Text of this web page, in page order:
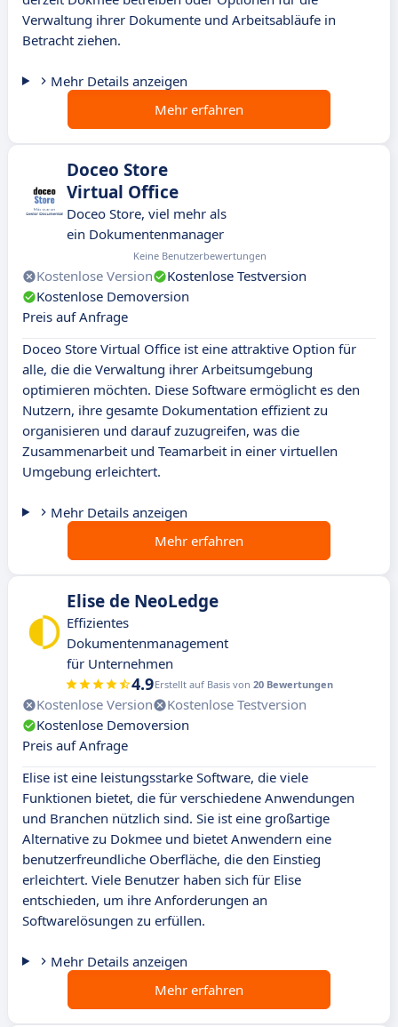
Verwaltung ihrer Dokumente und Arbeitsabläufe in
Betracht ziehen.
Mehr Details anzeigen
Mehr erfahren
Doceo Store
Virtual Office
Doceo Store, viel mehr als
ein Dokumentenmanager
Keine Benutzerbewertungen
Kostenlose Version
Kostenlose Testversion
Kostenlose Demoversion
Preis auf Anfrage
Doceo Store Virtual Office ist eine attraktive Option für
alle, die die Verwaltung ihrer Arbeitsumgebung
optimieren möchten. Diese Software ermöglicht es den
Nutzern, ihre gesamte Dokumentation effizient zu
organisieren und darauf zuzugreifen, was die
Zusammenarbeit und Teamarbeit in einer virtuellen
Umgebung erleichtert.
Mehr Details anzeigen
Mehr erfahren
Elise de NeoLedge
Effizientes
Dokumentenmanagement
für Unternehmen
4.9Erstellt auf Basis von 20 Bewertungen
Kostenlose Version
Kostenlose Testversion
Kostenlose Demoversion
Preis auf Anfrage
Elise ist eine leistungsstarke Software, die viele
Funktionen bietet, die für verschiedene Anwendungen
und Branchen nützlich sind. Sie ist eine großartige
Alternative zu Dokmee und bietet Anwendern eine
benutzerfreundliche Oberfläche, die den Einstieg
erleichtert. Viele Benutzer haben sich für Elise
entschieden, um ihre Anforderungen an
Softwarelösungen zu erfüllen.
Mehr Details anzeigen
Mehr erfahren